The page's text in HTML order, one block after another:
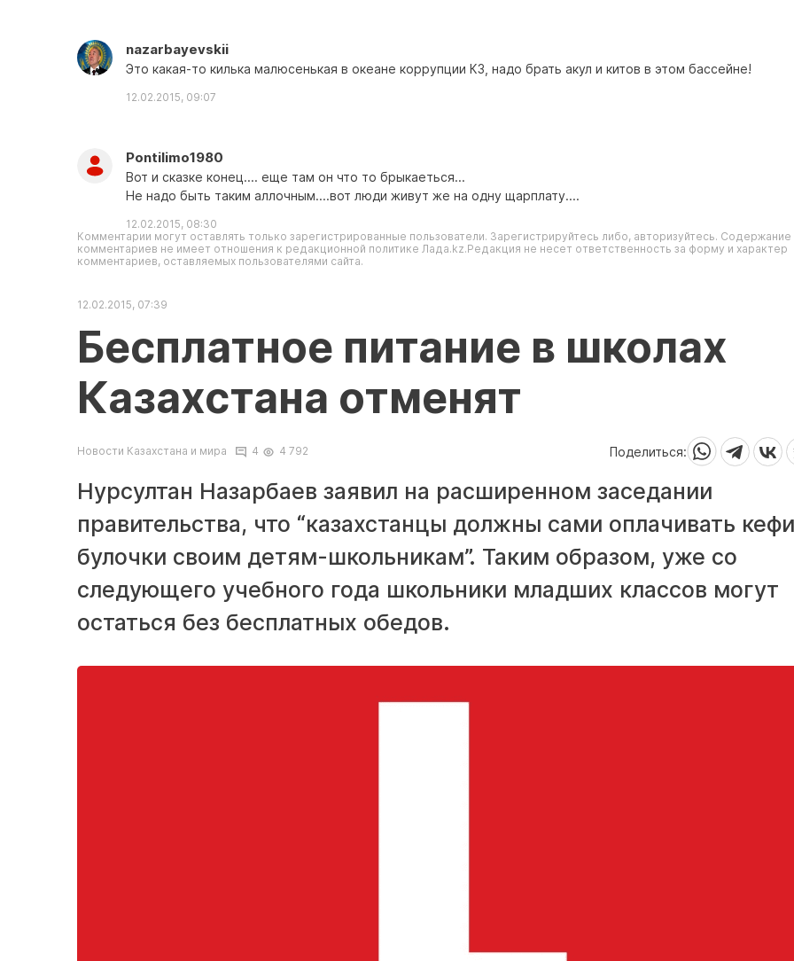
nazarbayevskii
Это какая-то килька малюсенькая в океане коррупции КЗ, надо брать акул и китов в этом бассейне!
12.02.2015, 09:07
Pontilimo1980
Вот и сказке конец.... еще там он что то брыкаеться...
Не надо быть таким аллочным....вот люди живут же на одну щарплату....
12.02.2015, 08:30
Комментарии могут оставлять только зарегистрированные пользователи. Зарегистрируйтесь либо, авторизуйтесь. Содержание
комментариев не имеет отношения к редакционной политике Лада.kz.Редакция не несет ответственность за форму и характер
комментариев, оставляемых пользователями сайта.
12.02.2015, 07:39
Бесплатное питание в школах
Казахстана отменят
Новости Казахстана и мира 4 4 792 Поделиться:
Нурсултан Назарбаев заявил на расширенном заседании
правительства, что “казахстанцы должны сами оплачивать
булочки своим детям-школьникам”. Таким образом, уже со
следующего учебного года школьники младших классов могут
остаться без бесплатных обедов.